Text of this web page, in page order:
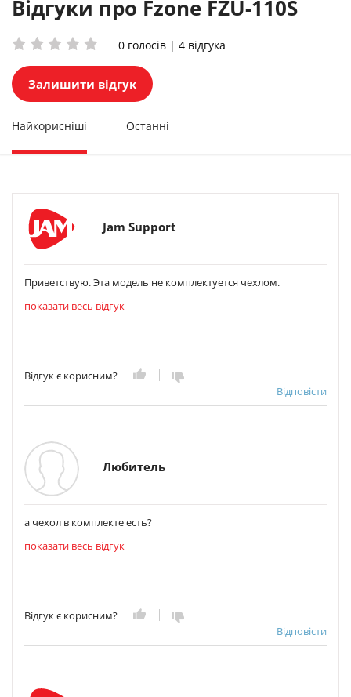
Відгуки про Fzone FZU-110S
0 голосів | 4 відгука
Залишити відгук
Найкорисніші Останні
Jam Support
Приветствую. Эта модель не комплектуется чехлом.
показати весь відгук
Відгук є корисним?
Відповісти
Любитель
а чехол в комплекте есть?
показати весь відгук
Відгук є корисним?
Відповісти